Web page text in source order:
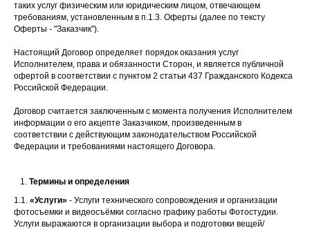
таких услуг физическим или юридическим лицом, отвечающем
требованиям, установленным в п.1.3. Оферты (далее по тексту
Оферты - "Заказчик").
Настоящий Договор определяет порядок оказания услуг
Исполнителем, права и обязанности Сторон, и является публичной
офертой в соответствии с пунктом 2 статьи 437 Гражданского Кодекса
Российской Федерации.
Договор считается заключенным с момента получения Исполнителем
информации о его акцепте Заказчиком, произведенным в
соответствии с действующим законодательством Российской
Федерации и требованиями настоящего Договора.
Термины и определения
1.1. «Услуги» - Услуги технического сопровождения и организации
фотосъемки и видеосъёмки согласно графику работы Фотостудии.
Услуги выражаются в организации выбора и подготовки вещей/